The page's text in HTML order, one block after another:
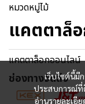
เว็บไซต์นี้มี
ประสบการณ์ที่
อ่านรายละเอี
หมวดหมู่ไม้
แคตตาล็
แคตตาล็อกออนไลน์
ช่องทางจัดส่ง